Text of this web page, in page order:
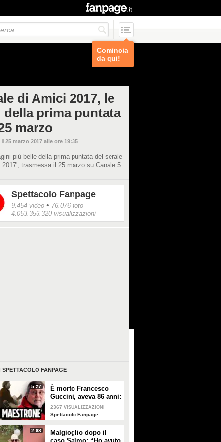
Comincia
da qui!
di Amici 2017, le
della prima puntata
marzo
il 25 marzo 2017 alle ore 19:35
più belle della prima puntata del serale
2017', trasmessa il 25 marzo su Canale 5.
Spettacolo Fanpage
9.454 video • 76.076 foto
4.053.356.320 visualizzazioni
SPETTACOLO FANPAGE
5:27
È morto Francesco
Guccini, aveva 86 anni:
è stato uno dei
cantautori più
2367 VISUALIZZAZIONI
Spettacolo Fanpage
2:08
Malgioglio dopo il
caso Salmo: “Ho avuto